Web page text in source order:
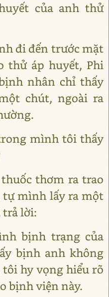
của anh thử
đi đến trước mặt
thử áp huyết, Phi
nhân chỉ thấy
chút, ngoài ra
mình tôi thấy
thơm ra trao
tự mình lấy ra một
trả lời:
bịnh trạng của
bịnh anh không
hy vọng hiểu rõ
bịnh viện này.